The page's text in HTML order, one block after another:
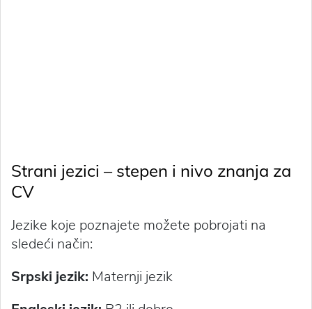
Strani jezici – stepen i nivo znanja za
CV
Jezike koje poznajete možete pobrojati na
sledeći način:
Srpski jezik: Maternji jezik